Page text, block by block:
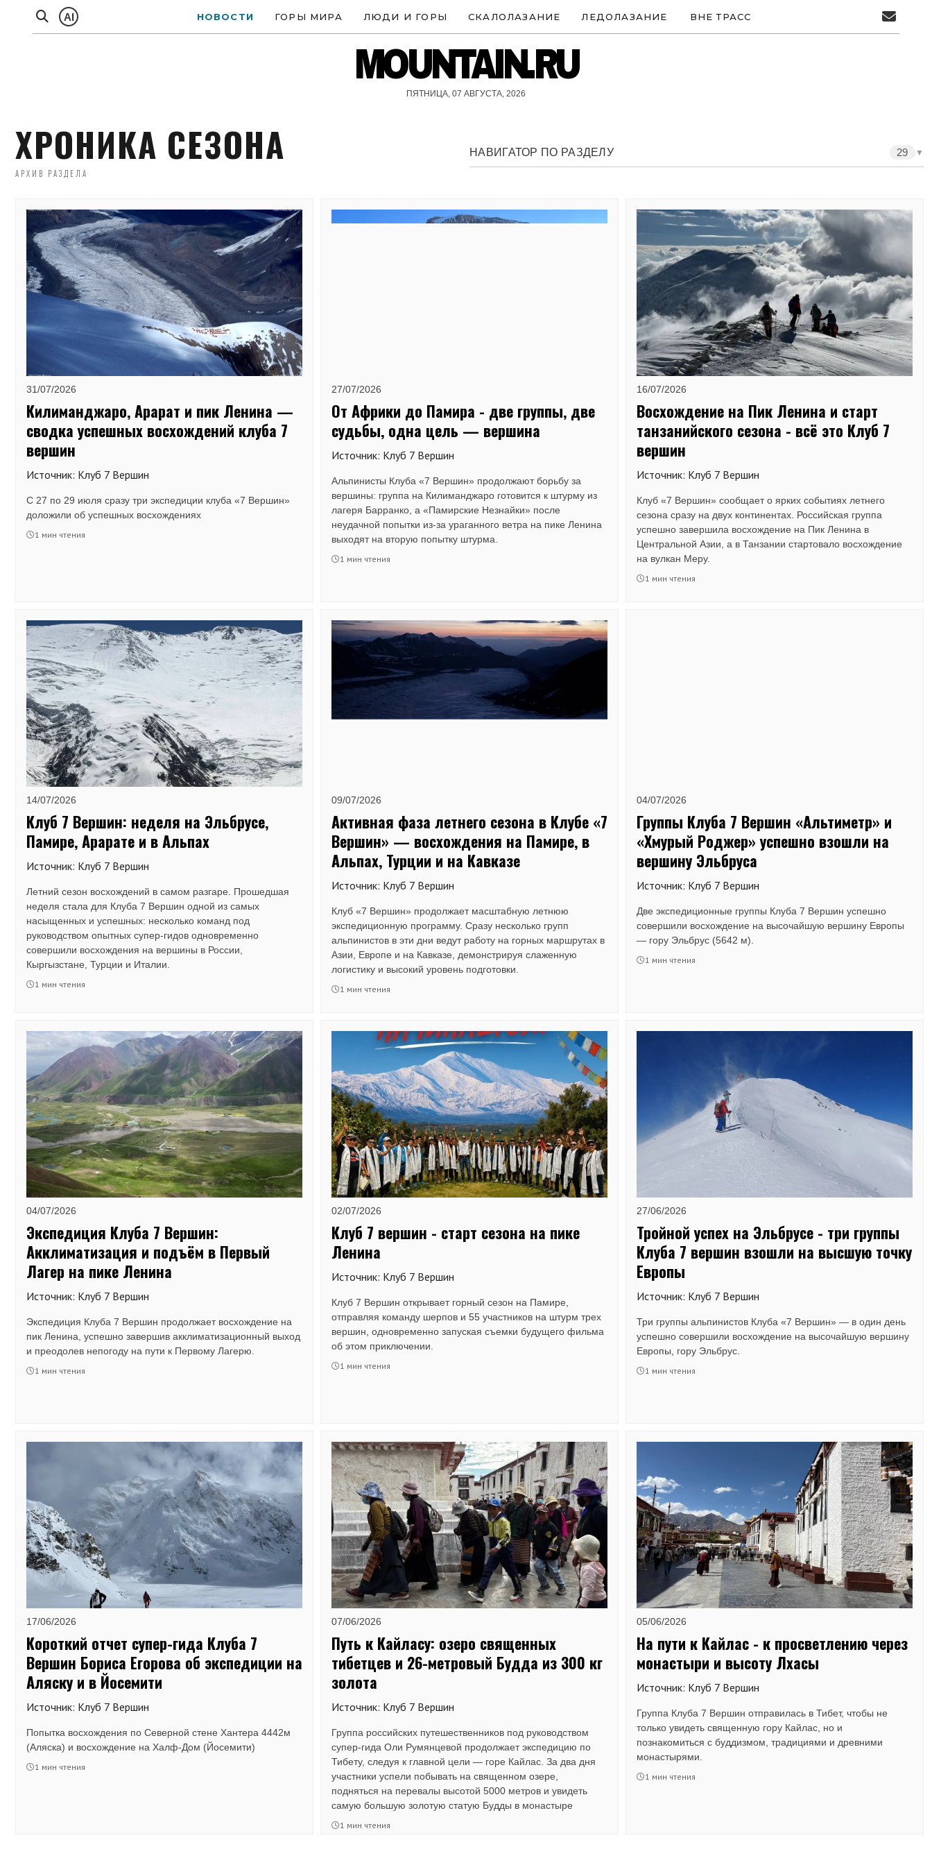
AI НОВОСТИ ГОРЫ МИРА ЛЮДИ И ГОРЫ СКАЛОЛАЗАНИЕ ЛЕДОЛАЗАНИЕ ВНЕ ТРАСС
MOUNTAIN.RU
ПЯТНИЦА, 07 АВГУСТА, 2026
ХРОНИКА СЕЗОНА
АРХИВ РАЗДЕЛА
НАВИГАТОР ПО РАЗДЕЛУ 29 ▼
31/07/2026
Килиманджаро, Арарат и пик Ленина —
сводка успешных восхождений клуба 7
вершин
Источник: Клуб 7 Вершин
С 27 по 29 июля сразу три экспедиции клуба «7 Вершин»
доложили об успешных восхождениях
1 мин чтения
27/07/2026
От Африки до Памира - две группы, две
судьбы, одна цель — вершина
Источник: Клуб 7 Вершин
Альпинисты Клуба «7 Вершин» продолжают борьбу за
вершины: группа на Килиманджаро готовится к штурму из
лагеря Барранко, а «Памирские Незнайки» после
неудачной попытки из-за ураганного ветра на пике Ленина
выходят на вторую попытку штурма.
1 мин чтения
16/07/2026
Восхождение на Пик Ленина и старт
танзанийского сезона - всё это Клуб 7
вершин
Источник: Клуб 7 Вершин
Клуб «7 Вершин» сообщает о ярких событиях летнего
сезона сразу на двух континентах. Российская группа
успешно завершила восхождение на Пик Ленина в
Центральной Азии, а в Танзании стартовало восхождение
на вулкан Меру.
1 мин чтения
14/07/2026
Клуб 7 Вершин: неделя на Эльбрусе,
Памире, Арарате и в Альпах
Источник: Клуб 7 Вершин
Летний сезон восхождений в самом разгаре. Прошедшая
неделя стала для Клуба 7 Вершин одной из самых
насыщенных и успешных: несколько команд под
руководством опытных супер-гидов одновременно
совершили восхождения на вершины в России,
Кыргызстане, Турции и Италии.
1 мин чтения
09/07/2026
Активная фаза летнего сезона в Клубе «7
Вершин» — восхождения на Памире, в
Альпах, Турции и на Кавказе
Источник: Клуб 7 Вершин
Клуб «7 Вершин» продолжает масштабную летнюю
экспедиционную программу. Сразу несколько групп
альпинистов в эти дни ведут работу на горных маршрутах в
Азии, Европе и на Кавказе, демонстрируя слаженную
логистику и высокий уровень подготовки.
1 мин чтения
04/07/2026
Группы Клуба 7 Вершин «Альтиметр» и
«Хмурый Роджер» успешно взошли на
вершину Эльбруса
Источник: Клуб 7 Вершин
Две экспедиционные группы Клуба 7 Вершин успешно
совершили восхождение на высочайшую вершину Европы
— гору Эльбрус (5642 м).
1 мин чтения
04/07/2026
Экспедиция Клуба 7 Вершин:
Акклиматизация и подъём в Первый
Лагер на пике Ленина
Источник: Клуб 7 Вершин
Экспедиция Клуба 7 Вершин продолжает восхождение на
пик Ленина, успешно завершив акклиматизационный выход
и преодолев непогоду на пути к Первому Лагерю.
1 мин чтения
02/07/2026
Клуб 7 вершин - старт сезона на пике
Ленина
Источник: Клуб 7 Вершин
Клуб 7 Вершин открывает горный сезон на Памире,
отправляя команду шерпов и 55 участников на штурм трех
вершин, одновременно запуская съемки будущего фильма
об этом приключении.
1 мин чтения
27/06/2026
Тройной успех на Эльбрусе - три группы
Клуба 7 вершин взошли на высшую точку
Европы
Источник: Клуб 7 Вершин
Три группы альпинистов Клуба «7 Вершин» — в один день
успешно совершили восхождение на высочайшую вершину
Европы, гору Эльбрус.
1 мин чтения
17/06/2026
Короткий отчет супер-гида Клуба 7
Вершин Бориса Егорова об экспедиции на
Аляску и в Йосемити
Источник: Клуб 7 Вершин
Попытка восхождения по Северной стене Хантера 4442м
(Аляска) и восхождение на Халф-Дом (Йосемити)
1 мин чтения
07/06/2026
Путь к Кайласу: озеро священных
тибетцев и 26-метровый Будда из 300 кг
золота
Источник: Клуб 7 Вершин
Группа российских путешественников под руководством
супер-гида Оли Румянцевой продолжает экспедицию по
Тибету, следуя к главной цели — горе Кайлас. За два дня
участники успели побывать на священном озере,
подняться на перевалы высотой 5000 метров и увидеть
самую большую золотую статую Будды в монастыре
Ташилунпо.
1 мин чтения
05/06/2026
На пути к Кайлас - к просветлению через
монастыри и высоту Лхасы
Источник: Клуб 7 Вершин
Группа Клуба 7 Вершин отправилась в Тибет, чтобы не
только увидеть священную гору Кайлас, но и
познакомиться с буддизмом, традициями и древними
монастырями.
1 мин чтения